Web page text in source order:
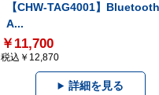
【CHW-TAG4001】Bluetooth
A...
￥11,700
税込￥12,870
詳細を見る